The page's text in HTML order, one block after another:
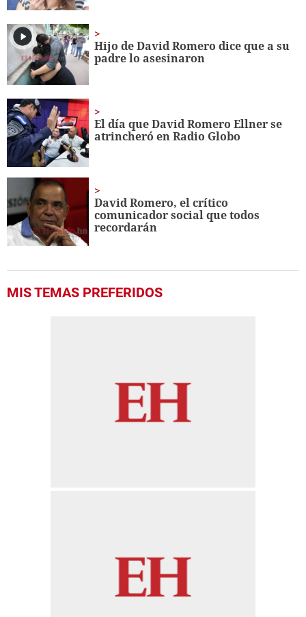
Hijo de David Romero dice que a su
padre lo asesinaron
El día que David Romero Ellner se
atrincheró en Radio Globo
David Romero, el crítico
comunicador social que todos
recordarán
MIS TEMAS PREFERIDOS